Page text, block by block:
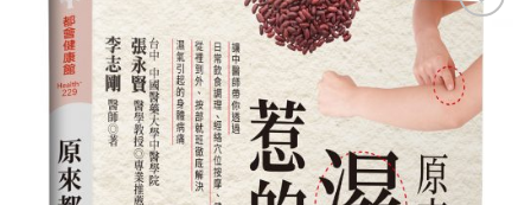
「願
望清
單」